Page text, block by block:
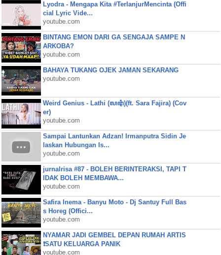
Lyodra - Mengapa Kita #TerlanjurMencinta (Offi
cial Lyric Vide...
youtube.com
BINTANG EMON DARI GA SENGAJA SAMPE N
ARKOBA?
youtube.com
BAHAYA TUKANG OJEK JAMAN SEKARANG
youtube.com
Weird Genius - Lathi (ꦭꦛꦶ)(ft. Sara Fajira) (Cov
er)
youtube.com
Sampai Lantunkan Adzan! Irmanputra Sidin Je
laskan Hubungan Is...
youtube.com
jurnalrisa #87 - BOLEH BERINTERAKSI, TAPI T
IDAK BOLEH MEMBAWA...
youtube.com
Safira Inema - Banyu Moto - Dj Santuy Full Bas
s Horeg (Offici...
youtube.com
NYAMAR JADI GEMBEL DEPAN RUMAH ARTIS
❗SATU KELUARGA PANIK
youtube.com